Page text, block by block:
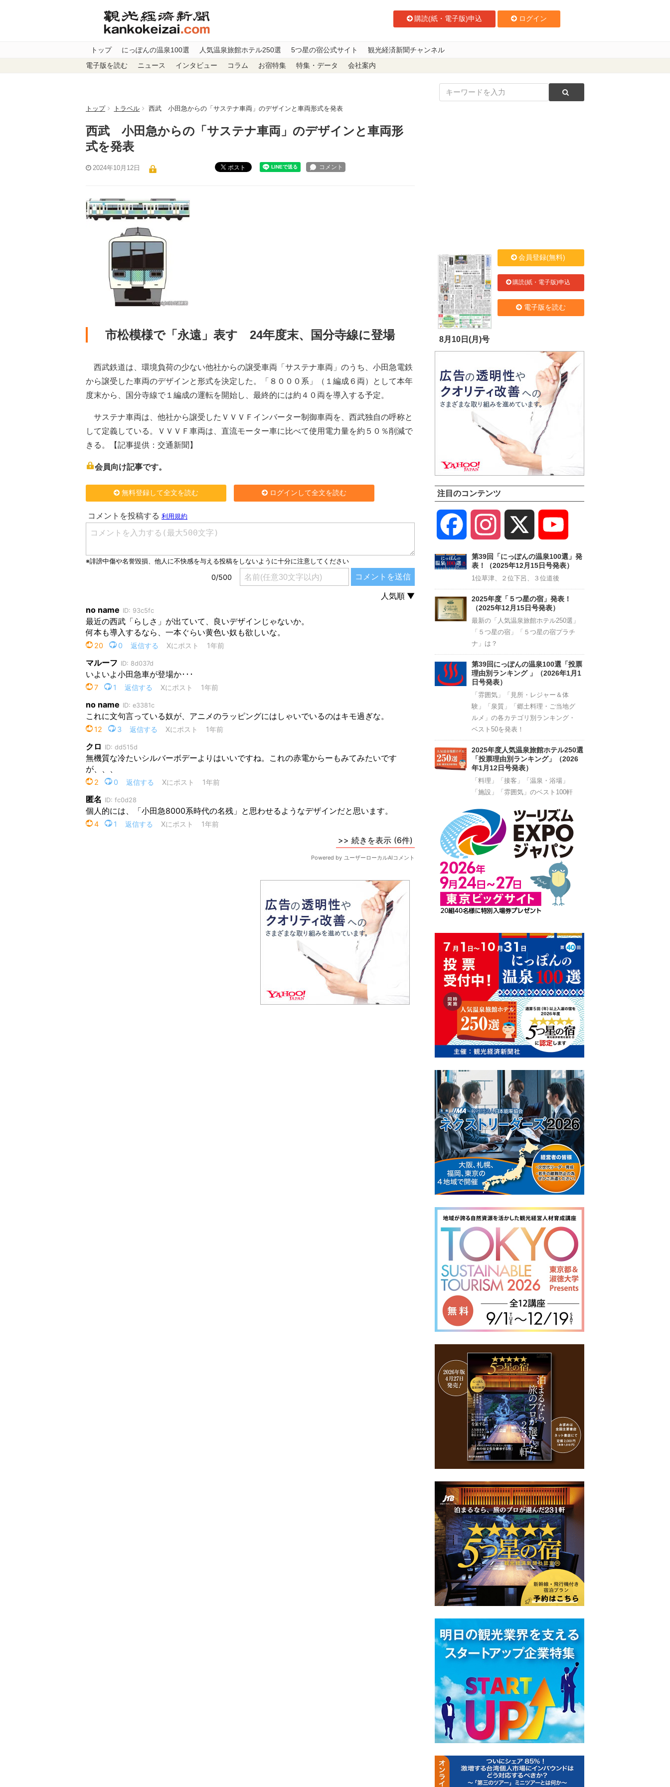
購読(紙・電子版)申込 ログイン
トップ にっぽんの温泉100選 人気温泉旅館ホテル250選 5つ星の宿公式サイト 観光経済新聞チャンネル
電子版を読む ニュース インタビュー コラム お宿特集 特集・データ 会社案内
トップ トラベル 西武 小田急からの「サステナ車両」のデザインと車両形式を発表
西武 小田急からの「サステナ車両」のデザインと車両形
式を発表
2024年10月12日 ポスト
市松模様で「永遠」表す 24年度末、国分寺線に登場
西武鉄道は、環境負荷の少ない他社からの譲受車両「サステナ車両」のうち、小田急電鉄
から譲受した車両のデザインと形式を決定した。「８０００系」（１編成６両）として本年
度末から、国分寺線で１編成の運転を開始し、最終的には約４０両を導入する予定。
サステナ車両は、他社から譲受したＶＶＶＦインバーター制御車両を、西武独自の呼称と
して定義している。ＶＶＶＦ車両は、直流モーター車に比べて使用電力量を約５０％削減で
きる。【記事提供：交通新聞】
会員向け記事です。
無料登録して全文を読む ログインして全文を読む
8月10日(月)号
会員登録(無料)
購読(紙・電子版)申込
電子版を読む
注目のコンテンツ
Facebook Instagram
Channel
第39回「にっぽんの温泉100選」発
表！（2025年12月15日号発表）
1位草津、２位下呂、３位道後
2025年度「５つ星の宿」発表！
（2025年12月15日号発表）
最新の「人気温泉旅館ホテル250選」
「５つ星の宿」「５つ星の宿プラチ
ナ」は？
第39回にっぽんの温泉100選「投票
理由別ランキング 」（2026年1月1
日号発表）
「雰囲気」「見所・レジャー＆体
験」「泉質」「郷土料理・ご当地グ
ルメ」の各カテゴリ別ランキング・
ベスト50を発表！
2025年度人気温泉旅館ホテル250選
「投票理由別ランキング」（2026
年1月12日号発表）
「料理」「接客」「温泉・浴場」
「施設」「雰囲気」のベスト100軒